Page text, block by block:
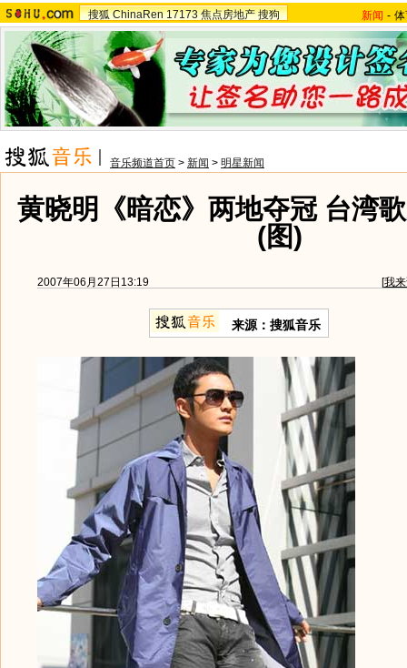
搜狐 ChinaRen 17173 焦点房地产 搜狗 新闻 -
音乐频道首页 > 新闻 > 明星新闻
黄晓明《暗恋》两地夺冠 台湾
(图)
2007年06月27日13:19 [我
来源：搜狐音乐